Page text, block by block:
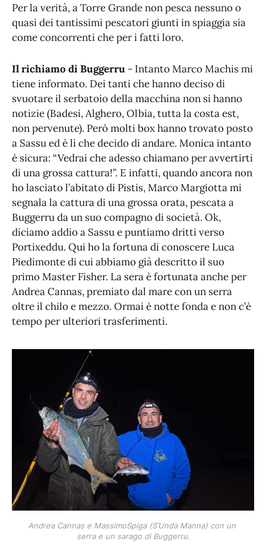
Per la verità, a Torre Grande non pesca nessuno o
quasi dei tantissimi pescatori giunti in spiaggia sia
come concorrenti che per i fatti loro.
Il richiamo di Buggerru - Intanto Marco Machis mi
tiene informato. Dei tanti che hanno deciso di
svuotare il serbatoio della macchina non si hanno
notizie (Badesi, Alghero, Olbia, tutta la costa est,
non pervenute). Però molti box hanno trovato posto
a Sassu ed è lì che decido di andare. Monica intanto
è sicura: “Vedrai che adesso chiamano per avvertirti
di una grossa cattura!”. E infatti, quando ancora non
ho lasciato l’abitato di Pistis, Marco Margiotta mi
segnala la cattura di una grossa orata, pescata a
Buggerru da un suo compagno di società. Ok,
diciamo addio a Sassu e puntiamo dritti verso
Portixeddu. Qui ho la fortuna di conoscere Luca
Piedimonte di cui abbiamo già descritto il suo
primo Master Fisher. La sera è fortunata anche per
Andrea Cannas, premiato dal mare con un serra
oltre il chilo e mezzo. Ormai è notte fonda e non c’è
tempo per ulteriori trasferimenti.
Andrea Cannas e MassimoSpiga (S’Unda Manna) con un
serra e un sarago di Buggerru.